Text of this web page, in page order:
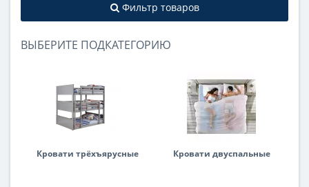
Фильтр товаров
ВЫБЕРИТЕ ПОДКАТЕГОРИЮ
Кровати трёхъярусные Кровати двуспальные